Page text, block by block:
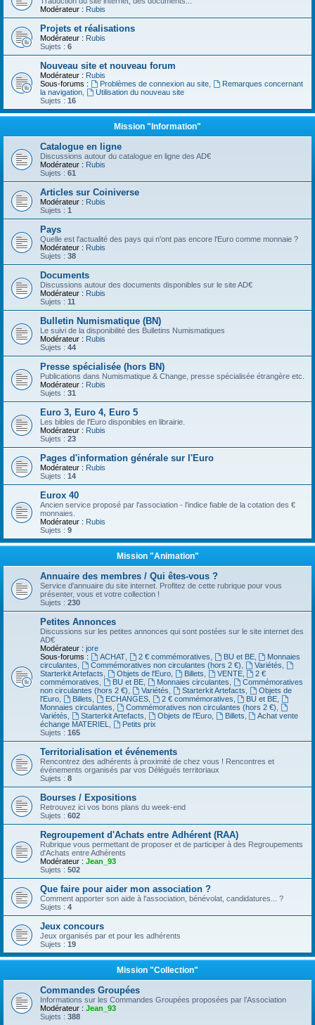
Modérateur : Rubis
Projets et réalisations
Modérateur : Rubis
Sujets : 6
Nouveau site et nouveau forum
Modérateur : Rubis
Sous-forums :
Problèmes de connexion au site,
Remarques concernant
la navigation
Utilisation du nouveau site
Sujets : 16
Mission "Information"
Catalogue en ligne
Discussions autour du catalogue en ligne des AD€
Modérateur : Rubis
Sujets : 61
Articles sur Coiniverse
Modérateur : Rubis
Sujets : 1
Pays
Quelle est l'actualité des pays qui n'ont pas encore l'Euro comme monnaie ?
Modérateur : Rubis
Sujets : 38
Documents
Discussions autour des documents disponibles sur le site AD€
Modérateur : Rubis
Sujets : 11
Bulletin Numismatique (BN)
Le suivi de la disponibilité des Bulletins Numismatiques
Modérateur : Rubis
Sujets : 44
Presse spécialisée (hors BN)
Publications dans Numismatique & Change, presse spécialisée étrangère etc.
Modérateur : Rubis
Sujets : 31
Euro 3, Euro 4, Euro 5
Les bibles de l'Euro disponibles en librairie.
Modérateur : Rubis
Sujets : 23
Pages d'information générale sur l'Euro
Modérateur : Rubis
Sujets : 14
Eurox 40
Ancien service proposé par l'association - l'indice fiable de la cotation des €
monnaies.
Modérateur : Rubis
Sujets : 9
Mission "Animation"
Annuaire des membres / Qui êtes-vous ?
Service d'annuaire du site internet. Profitez de cette rubrique pour vous
présenter, vous et votre collection !
Sujets : 230
Petites Annonces
Discussions sur les petites annonces qui sont postées sur le site internet des
AD€
Modérateur : jore
Sous-forums :
ACHAT, 2 € commémoratives BU et BE,
Monnaies
circulantes
Commémoratives non circulantes (hors 2 €) Variétés
Starterkit Artefacts
Objets de l'Euro, Billets VENTE,
2 €
commémoratives
BU et BE, Monnaies circulantes
Commémoratives
non circulantes (hors 2 €)
Variétés Starterkit Artefacts
Objets de
l'Euro
Billets ECHANGES, 2 € commémoratives BU et BE
Monnaies circulantes
Commémoratives non circulantes (hors 2 €)
Variétés
Starterkit Artefacts Objets de l'Euro, Billets
Achat vente
échange MATERIEL
Petits prix
Sujets : 165
Territorialisation et événements
Rencontrez des adhérents à proximité de chez vous ! Rencontres et
événements organisés par vos Délégués territoriaux
Sujets : 8
Bourses / Expositions
Retrouvez ici vos bons plans du week-end
Sujets : 602
Regroupement d'Achats entre Adhérent (RAA)
Rubrique vous permettant de proposer et de participer à des Regroupements
d'Achats entre Adhérents
Modérateur : Jean_93
Sujets : 502
Que faire pour aider mon association ?
Comment apporter son aide à l'association, bénévolat, candidatures... ?
Sujets : 4
Jeux concours
Jeux organisés par et pour les adhérents
Sujets : 19
Mission "Collection"
Commandes Groupées
Informations sur les Commandes Groupées proposées par l’Association
Modérateur : Jean_93
Sujets : 388